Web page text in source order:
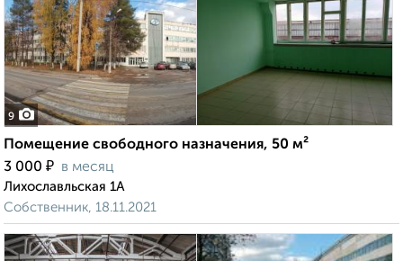
9
Помещение свободного назначения, 50 м²
3 000 ₽ в месяц
Лихославльская 1А
Собственник, 18.11.2021